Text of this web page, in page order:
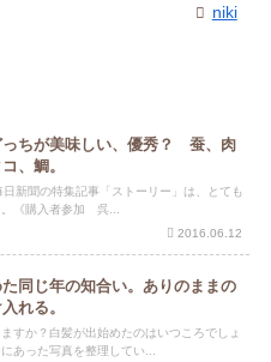
niki
っちが美味しい、優秀？ 蚕、肉
コ、鯛。
新聞の特集記事「ストーリー」は、とても
。《購入者参加 呉...
2016.06.12
同じ年の知合い。ありのままの
れる。
すか？白髪が出始めたのはいつころでしょ
あった写真を整理してい...